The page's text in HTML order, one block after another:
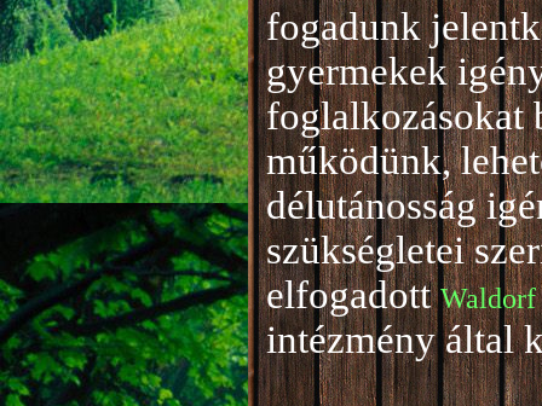
fogadunk
gyermekek
foglalkozásokat
működünk,
délutánosság
szükségletei
elfogadott Waldorf
intézmény által